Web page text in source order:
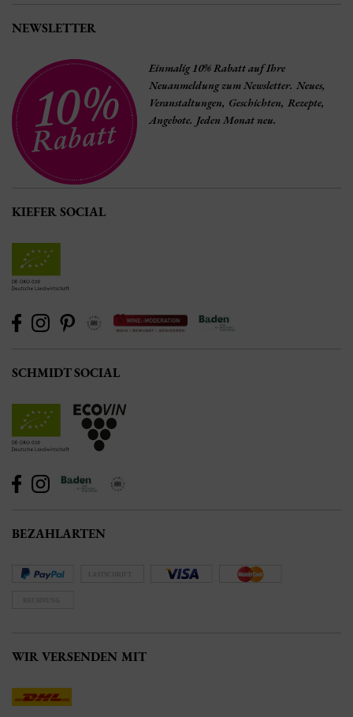
NEWSLETTER
Einmalig 10% Rabatt auf Ihre
Neuanmeldung zum Newsletter. Neues,
Veranstaltungen, Geschichten, Rezepte,
Angebote. Jeden Monat neu.
KIEFER SOCIAL
SCHMIDT SOCIAL
BEZAHLARTEN
WIR VERSENDEN MIT